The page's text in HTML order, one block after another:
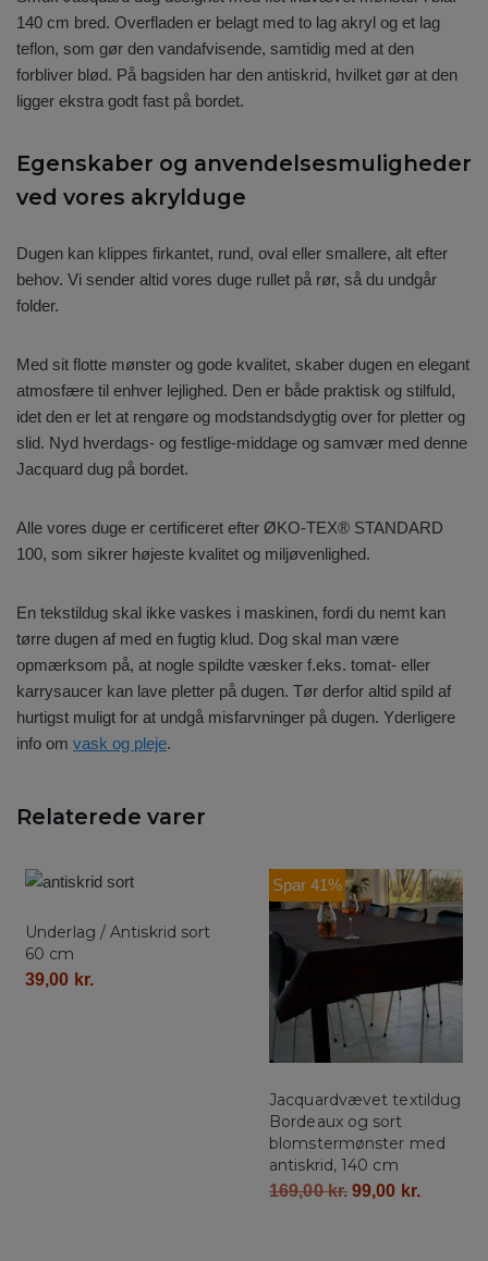
140 cm bred. Overfladen er belagt med to lag akryl og et lag
teflon, som gør den vandafvisende, samtidig med at den
forbliver blød. På bagsiden har den antiskrid, hvilket gør at den
ligger ekstra godt fast på bordet.
Egenskaber og anvendelsesmuligheder
ved vores akrylduge
Dugen kan klippes firkantet, rund, oval eller smallere, alt efter
behov. Vi sender altid vores duge rullet på rør, så du undgår
folder.
Med sit flotte mønster og gode kvalitet, skaber dugen en elegant
atmosfære til enhver lejlighed. Den er både praktisk og stilfuld,
idet den er let at rengøre og modstandsdygtig over for pletter og
slid. Nyd hverdags- og festlige-middage og samvær med denne
Jacquard dug på bordet.
Alle vores duge er certificeret efter ØKO-TEX® STANDARD
100, som sikrer højeste kvalitet og miljøvenlighed.
En tekstildug skal ikke vaskes i maskinen, fordi du nemt kan
tørre dugen af med en fugtig klud. Dog skal man være
opmærksom på, at nogle spildte væsker f.eks. tomat- eller
karrysaucer kan lave pletter på dugen. Tør derfor altid spild af
hurtigst muligt for at undgå misfarvninger på dugen. Yderligere
info om vask og pleje.
Relaterede varer
Underlag / Antiskrid sort
60 cm
39,00 kr.
Spar 41%
Jacquardvævet textildug
Bordeaux og sort
blomstermønster med
antiskrid, 140 cm
169,00kr. 99,00 kr.